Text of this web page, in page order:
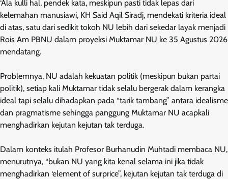
‘Ala kulli hal, pendek kata, meskipun pasti tidak lepas dari
kelemahan manusiawi, KH Said Aqil Siradj, mendekati kriteria ideal
di atas, satu dari sedikit tokoh NU lebih dari sekedar layak menjadi
Rois Am PBNU dalam proyeksi Muktamar NU ke 35 Agustus 2026
mendatang.
Problemnya, NU adalah kekuatan politik (meskipun bukan partai
politik), setiap kali Muktamar tidak selalu bergerak dalam kerangka
ideal tapi selalu dihadapkan pada “tarik tambang” antara idealisme
dan pragmatisme sehingga panggung Muktamar NU acapkali
menghadirkan kejutan kejutan tak terduga.
Dalam konteks itulah Profesor Burhanudin Muhtadi membaca NU,
menurutnya, “bukan NU yang kita kenal selama ini jika tidak
menghadirkan ‘element of surprice”, kejutan kejutan tak terduga di